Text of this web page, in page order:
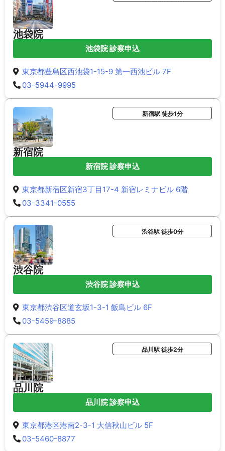
池袋院
池袋院 診察申込
東京都豊島区西池袋1-15-9 第一西池ビル 7F
03-5944-9995
新宿院
新宿駅 徒歩1分
新宿院 診察申込
東京都新宿区新宿3丁目17-4 新宿レミナビル 6階
03-3341-0555
渋谷院
渋谷駅 徒歩0分
渋谷院 診察申込
東京都渋谷区道玄坂1-3-1 飯島ビル 6F
03-5459-8885
品川院
品川駅 徒歩2分
品川院 診察申込
東京都港区港南2-3-1 大信秋山ビル 5F
03-5460-8877